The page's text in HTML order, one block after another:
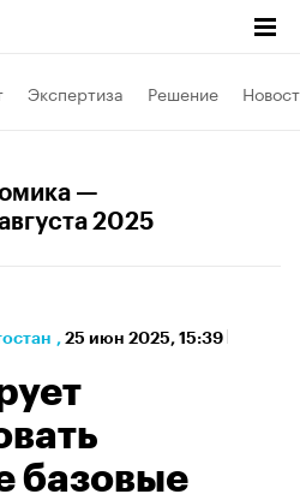
Экспертиза Решение
—
2025
, 25 июн 2025, 15:39
базовые